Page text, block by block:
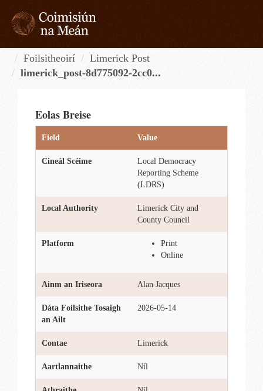
content
Foilsitheoirí
Limerick Post
limerick_post-8d775092-2cc0...
Eolas Breise
Field Value
Cineál Scéime
Local Democracy
Reporting Scheme
(LDRS)
Local Authority
Limerick City and
County Council
Platform
Print
Online
Ainm an Iriseora Alan Jacques
Dáta Foilsithe Tosaigh
an Ailt
2026-05-14
Contae Limerick
Aartlannaithe Níl